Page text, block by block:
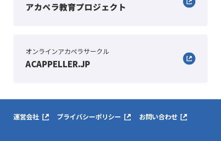
アカペラ教育プロジェクト
オンラインアカペラサークル
ACAPPELLER.JP
運営会社 プライバシーポリシー お問い合わせ